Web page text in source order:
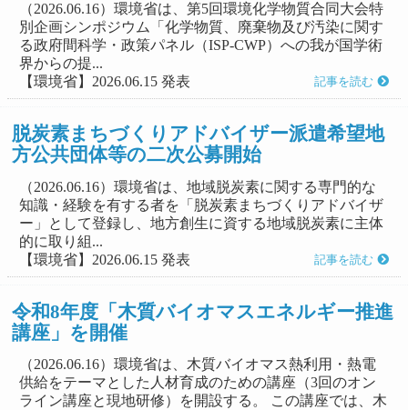
（2026.06.16）環境省は、第5回環境化学物質合同大会特
別企画シンポジウム「化学物質、廃棄物及び汚染に関す
る政府間科学・政策パネル（ISP-CWP）への我が国学術
界からの提...
【環境省】2026.06.15 発表
記事を読む
脱炭素まちづくりアドバイザー派遣希望地
方公共団体等の二次公募開始
（2026.06.16）環境省は、地域脱炭素に関する専門的な
知識・経験を有する者を「脱炭素まちづくりアドバイザ
ー」として登録し、地方創生に資する地域脱炭素に主体
的に取り組...
【環境省】2026.06.15 発表
記事を読む
令和8年度「木質バイオマスエネルギー推進
講座」を開催
（2026.06.16）環境省は、木質バイオマス熱利用・熱電
供給をテーマとした人材育成のための講座（3回のオン
ライン講座と現地研修）を開設する。 この講座では、木